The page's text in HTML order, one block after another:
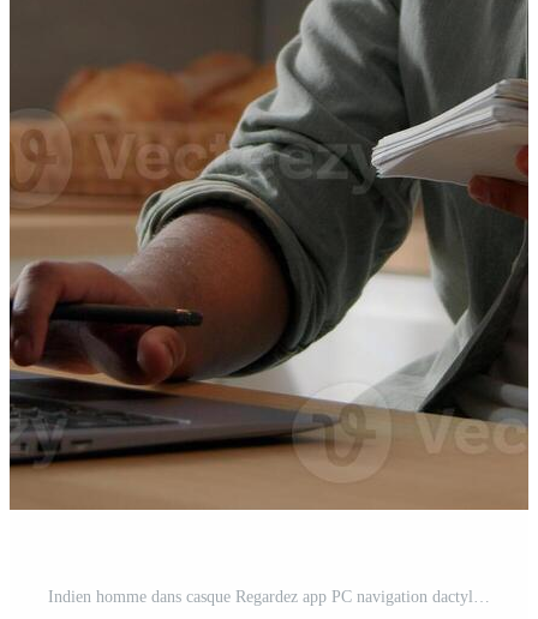
Indien homme dans casque Regardez app PC navigation dactylographie portable écrire des idées des questions Remarques la revue recherche asseoir à Accueil cuisine. arabe gars apprendre Langue améliorer connaissance auto-éducation loin e-learning Photo Pro